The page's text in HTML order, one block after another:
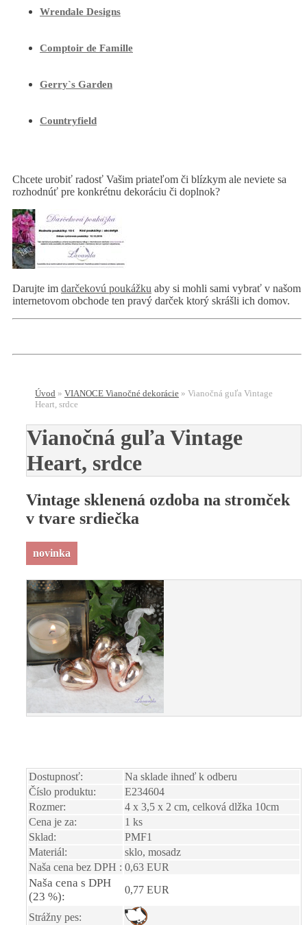
Wrendale Designs
Comptoir de Famille
Gerry`s Garden
Countryfield
Chcete urobiť radosť Vašim priateľom či blízkym ale neviete sa
rozhodnúť pre konkrétnu dekoráciu či doplnok?
Darujte im darčekovú poukážku aby si mohli sami vybrať v našom
internetovom obchode ten pravý darček ktorý skrášli ich domov.
Úvod » VIANOCE Vianočné dekorácie » Vianočná guľa Vintage
Heart, srdce
Vianočná guľa Vintage
Heart, srdce
Vintage sklenená ozdoba na stromček
v tvare srdiečka
novinka
Dostupnosť:
Na sklade ihneď k odberu
Číslo produktu:
E234604
Rozmer:
4 x 3,5 x 2 cm, celková dlžka 10cm
Cena je za:
1 ks
Sklad:
PMF1
Materiál:
sklo, mosadz
Naša cena bez DPH : 0,63 EUR
Naša cena s DPH
(23 %):
0,77 EUR
Strážny pes: